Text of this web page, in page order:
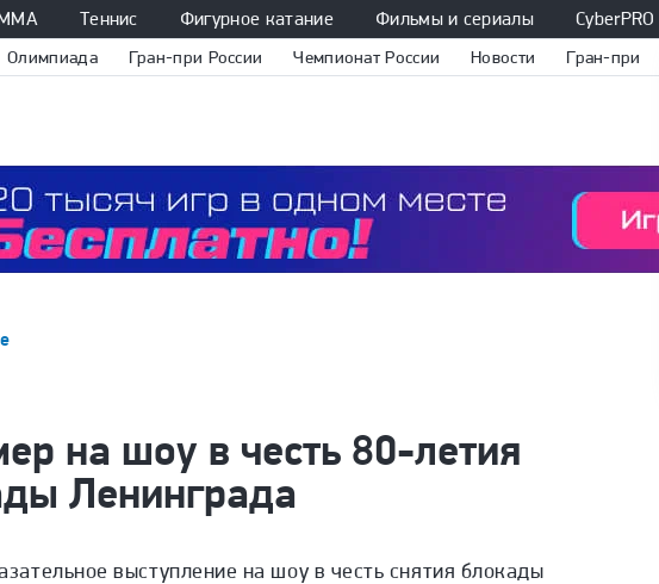
Теннис Фигурное катание Фильмы и сериалы CyberPRO
Олимпиада Гран-при России Чемпионат России Новости Гран-при
на шоу в честь 80-летия
Ленинграда
выступление на шоу в честь снятия блокады